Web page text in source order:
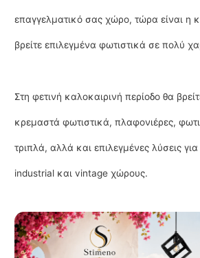
επαγγελματικό σας χώρο, τώρα είναι η
βρείτε επιλεγμένα φωτιστικά σε πολύ
Στη φετινή καλοκαιρινή περίοδο θα
κρεμαστά φωτιστικά, πλαφονιέρες,
τριπλά, αλλά και επιλεγμένες λύσεις
industrial και vintage χώρους.